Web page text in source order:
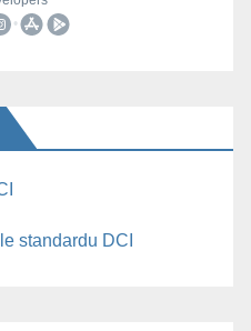
standardu DCI